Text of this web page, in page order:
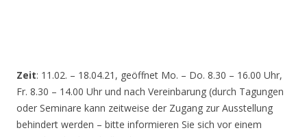
Zeit: 11.02. – 18.04.21, geöffnet Mo. – Do. 8.30 – 16.00 Uhr,
Fr. 8.30 – 14.00 Uhr und nach Vereinbarung (durch Tagungen
oder Seminare kann zeitweise der Zugang zur Ausstellung
behindert werden – bitte informieren Sie sich vor einem